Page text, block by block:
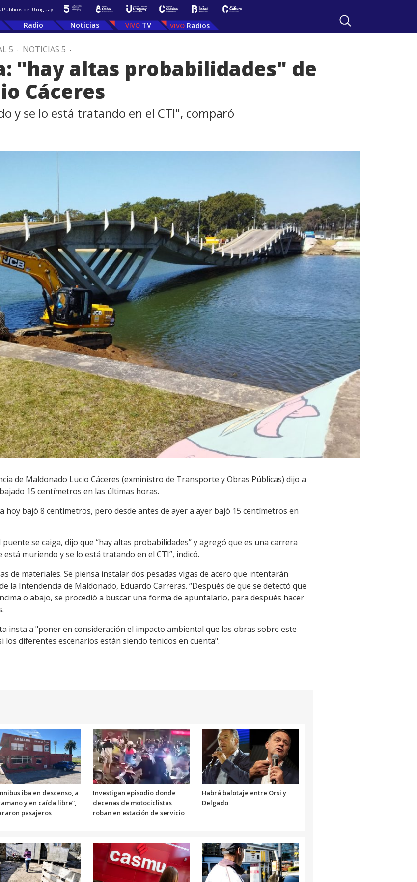
Públicos del Uruguay
Radio Noticias TV Radios
5 . NOTICIAS 5 .
"hay altas probabilidades" de
Cáceres
y se lo está tratando en el CTI", comparó
de Maldonado Lucio Cáceres (exministro de Transporte y Obras Públicas) dijo a
15 centímetros en las últimas horas.
hoy bajó 8 centímetros, pero desde antes de ayer a ayer bajó 15 centímetros en
se caiga, dijo que “hay altas probabilidades” y agregó que es una carrera
muriendo y se lo está tratando en el CTI”, indicó.
de materiales. Se piensa instalar dos pesadas vigas de acero que intentarán
la Intendencia de Maldonado, Eduardo Carreras. “Después de que se detectó que
o abajo, se procedió a buscar una forma de apuntalarlo, para después hacer
insta a "poner en consideración el impacto ambiental que las obras sobre este
los diferentes escenarios están siendo tenidos en cuenta".
iba en descenso, a
y en caída libre”,
pasajeros
Investigan episodio donde
decenas de motociclistas
roban en estación de servicio
Habrá balotaje entre Orsi y
Delgado